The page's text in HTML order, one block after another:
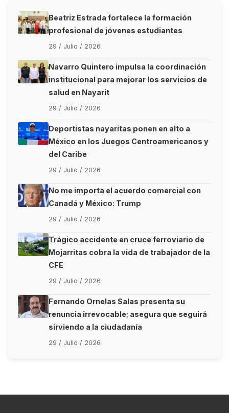
Beatriz Estrada fortalece la formación
profesional de jóvenes estudiantes
29 / Julio / 2026
Navarro Quintero impulsa la coordinación
institucional para mejorar los servicios de
salud en Nayarit
29 / Julio / 2026
Deportistas nayaritas ponen en alto a
México en los Juegos Centroamericanos y
del Caribe
29 / Julio / 2026
No me importa el acuerdo comercial con
Canadá y México: Trump
29 / Julio / 2026
Trágico accidente en cruce ferroviario de
Mojarritas cobra la vida de trabajador de la
CFE
29 / Julio / 2026
Fernando Ornelas Salas presenta su
renuncia irrevocable; asegura que seguirá
sirviendo a la ciudadanía
29 / Julio / 2026